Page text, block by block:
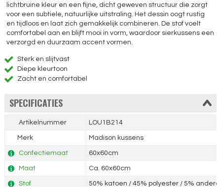
lichtbruine kleur en een fijne, dicht geweven structuur die zorgt
voor een subtiele, natuurlijke uitstraling. Het dessin oogt rustig
en tijdloos en laat zich gemakkelijk combineren. De stof voelt
comfortabel aan en blijft mooi in vorm, waardoor sierkussens een
verzorgd en duurzaam accent vormen.
Sterk en slijtvast
Diepe kleurtoon
Zacht en comfortabel
SPECIFICATIES
Artikelnummer LOU1B214
Merk Madison kussens
Confectiemaat 60x60cm
Maat Ca. 60x60cm
Stof 50% katoen / 45% polyester / 5%